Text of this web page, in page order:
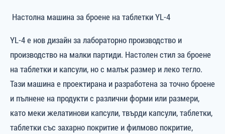
Настолна машина за броене на таблеткиYL-4
YL-4 е нов дизайн за лабораторно производство и
производство на малки партиди. Настолен стил за броене
на таблетки и капсули, но с малък размер и леко тегло.
Тази машина е проектирана и разработена за точно броене
и пълнене на продукти с различни форми или размери,
като меки желатинови капсули, твърди капсули, таблетки,
таблетки със захарно покритие и филмово покритие,